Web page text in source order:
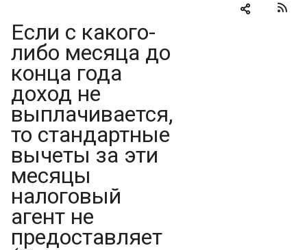
Если с какого-
либо месяца до
конца года
доход не
выплачивается,
то стандартные
вычеты за эти
месяцы
налоговый
агент не
предоставляет